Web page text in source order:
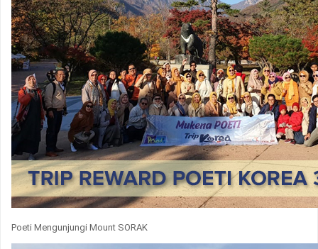
Poeti Mengunjungi Mount SORAK